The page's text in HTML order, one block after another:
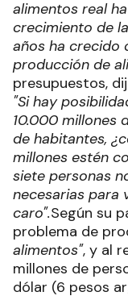
alimentos real
crecimiento de
años ha crecido
producción de
presupuestos,
"Si hay
10.000 millones
de habitantes,
millones estén
siete personas
necesarias para
caro".Según su
problema de
alimentos", y al
millones de
dólar (6 pesos